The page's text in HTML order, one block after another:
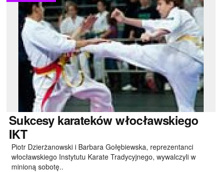
Sukcesykarateków włocławskiego
IKT
Piotr Dzierżanowski i Barbara Gołębiewska, reprezentanci
włocławskiego Instytutu Karate Tradycyjnego, wywalczyli w
minioną sobotę..